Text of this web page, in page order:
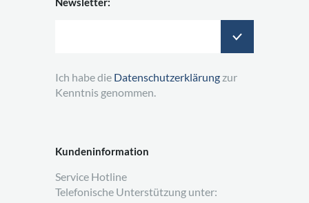
Kundeninformation
Service Hotline
Telefonische Unterstützung unter:
Ich habe die Datenschutzerklärung zur
Kenntnis genommen.